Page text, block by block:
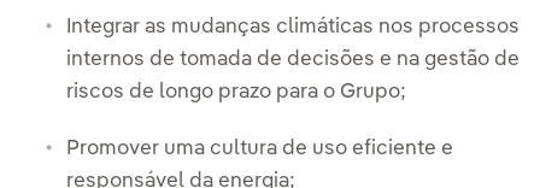
Integrar as mudanças climáticas nos processos
internos de tomada de decisões e na gestão de
riscos de longo prazo para o Grupo;
Promover uma cultura de uso eficiente e
responsável da energia;